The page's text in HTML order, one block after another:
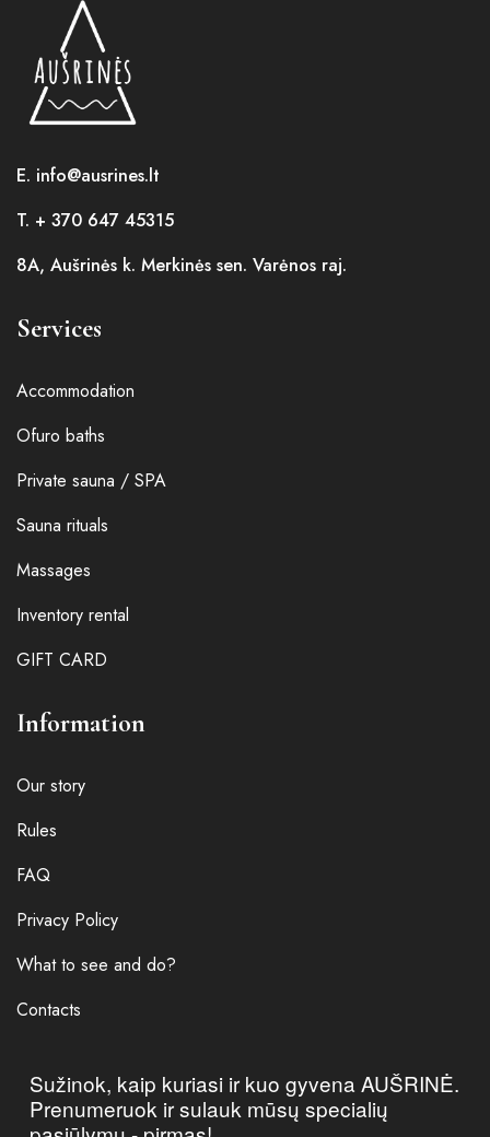
E. info@ausrines.lt
T. + 370 647 45315
8A, Aušrinės k. Merkinės sen. Varėnos raj.
Services
Accommodation
Ofuro baths
Private sauna / SPA
Sauna rituals
Massages
Inventory rental
GIFT CARD
Information
Our story
Rules
FAQ
Privacy Policy
What to see and do?
Contacts
Sužinok, kaip kuriasi ir kuo gyvena AUŠRINĖ.
Prenumeruok ir sulauk mūsų specialių